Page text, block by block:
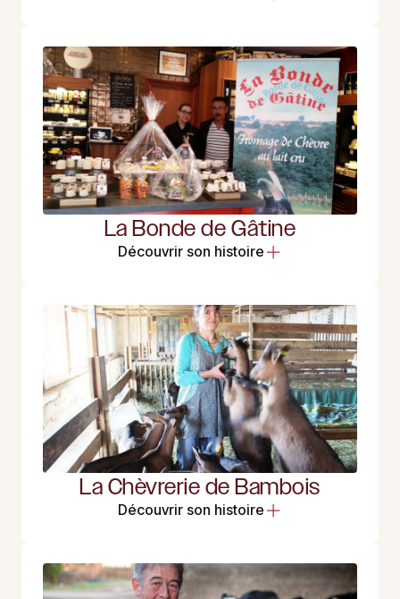
La Bonde de Gâtine
Découvrir son histoire
La Chèvrerie de Bambois
Découvrir son histoire